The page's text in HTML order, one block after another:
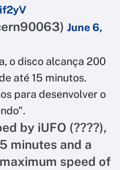
June 6,
o disco alcança 200
até 15 minutos.
para desenvolver o
by iUFO (????),
minutes and a
speed of